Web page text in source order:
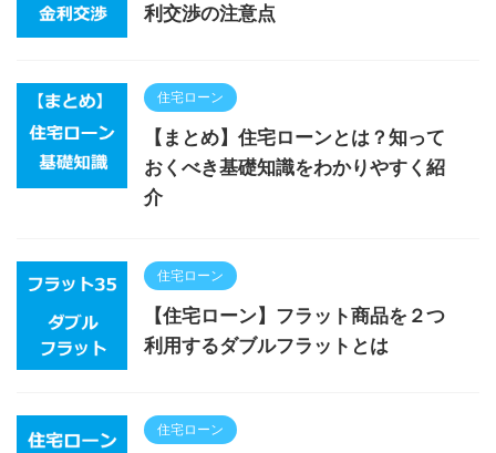
利交渉の注意点
住宅ローン
【まとめ】住宅ローンとは？知って
おくべき基礎知識をわかりやすく紹
介
住宅ローン
【住宅ローン】フラット商品を２つ
利用するダブルフラットとは
住宅ローン